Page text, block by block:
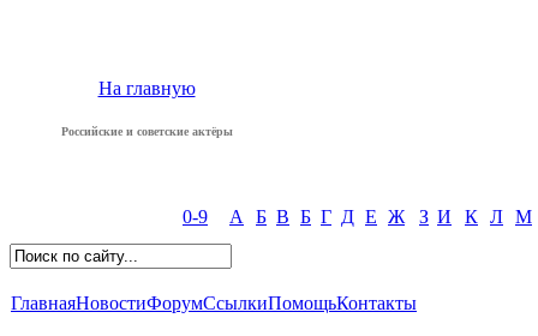
На главную
Российские и советские актёры
0-9 А Б В Б Г Д Е Ж З И К Л М
ГлавнаяНовостиФорумСсылкиПомощьКонтакты